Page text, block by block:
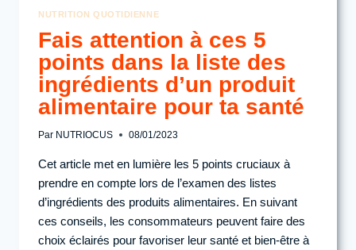
NUTRITION QUOTIDIENNE
Fais attention à ces 5
points dans la liste des
ingrédients d’un produit
alimentaire pour ta santé
Par NUTRIOCUS 08/01/2023
Cet article met en lumière les 5 points cruciaux à
prendre en compte lors de l’examen des listes
d’ingrédients des produits alimentaires. En suivant
ces conseils, les consommateurs peuvent faire des
choix éclairés pour favoriser leur santé et bien-être à